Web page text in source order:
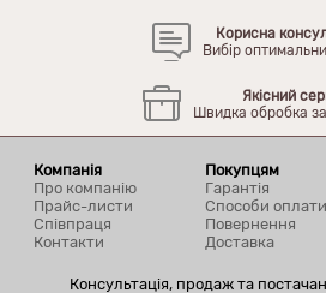
Корисна
Вибір
Якісний
Швидка обробка
Компанія
Про компанію
Прайс-листи
Співпраця
Контакти
Покупцям
Гарантія
Способи оплати
Повернення
Доставка
Консультація, продаж та